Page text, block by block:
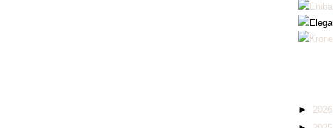
► 2026